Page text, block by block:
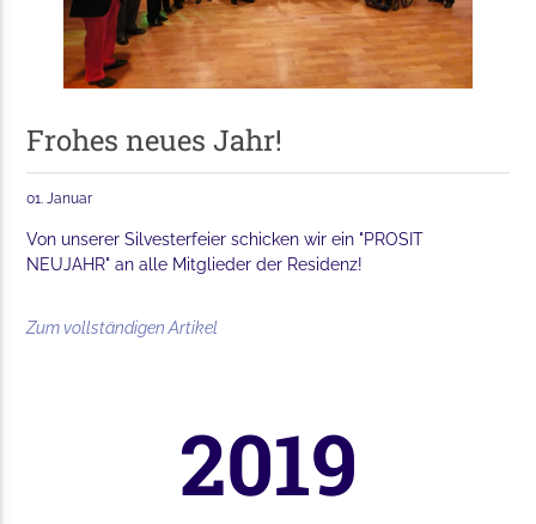
Frohes neues Jahr!
01. Januar
Von unserer Silvesterfeier schicken wir ein "PROSIT
NEUJAHR" an alle Mitglieder der Residenz!
Zum vollständigen Artikel
2019